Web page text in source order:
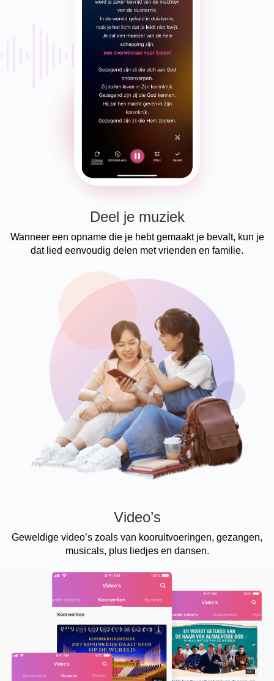
Deel je muziek
Wanneer een opname die je hebt gemaakt je bevalt, kun je
dat lied eenvoudig delen met vrienden en familie.
Video’s
Geweldige video’s zoals van kooruitvoeringen, gezangen,
musicals, plus liedjes en dansen.